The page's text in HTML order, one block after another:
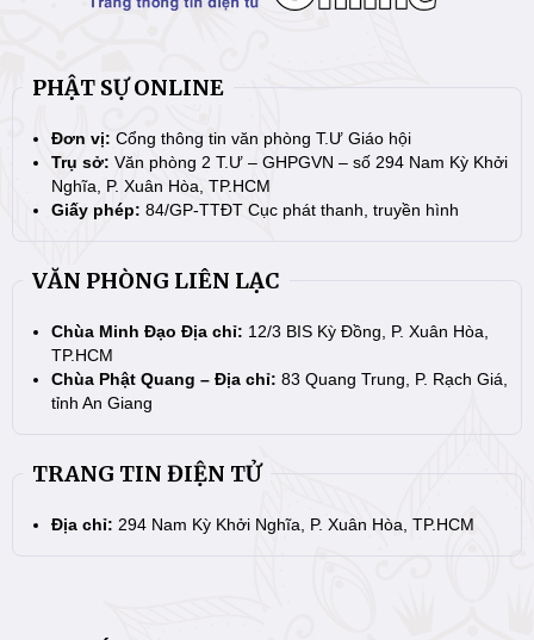
PHẬT SỰ ONLINE
Đơn vị: Cổng thông tin văn phòng T.Ư Giáo hội
Trụ sở: Văn phòng 2 T.Ư – GHPGVN – số 294 Nam Kỳ Khởi
Nghĩa, P. Xuân Hòa, TP.HCM
Giấy phép: 84/GP-TTĐT Cục phát thanh, truyền hình
VĂN PHÒNG LIÊN LẠC
Chùa Minh Đạo Địa chỉ: 12/3 BIS Kỳ Đồng, P. Xuân Hòa,
TP.HCM
Chùa Phật Quang – Địa chỉ: 83 Quang Trung, P. Rạch Giá,
tỉnh An Giang
TRANG TIN ĐIỆN TỬ
Địa chỉ: 294 Nam Kỳ Khởi Nghĩa, P. Xuân Hòa, TP.HCM